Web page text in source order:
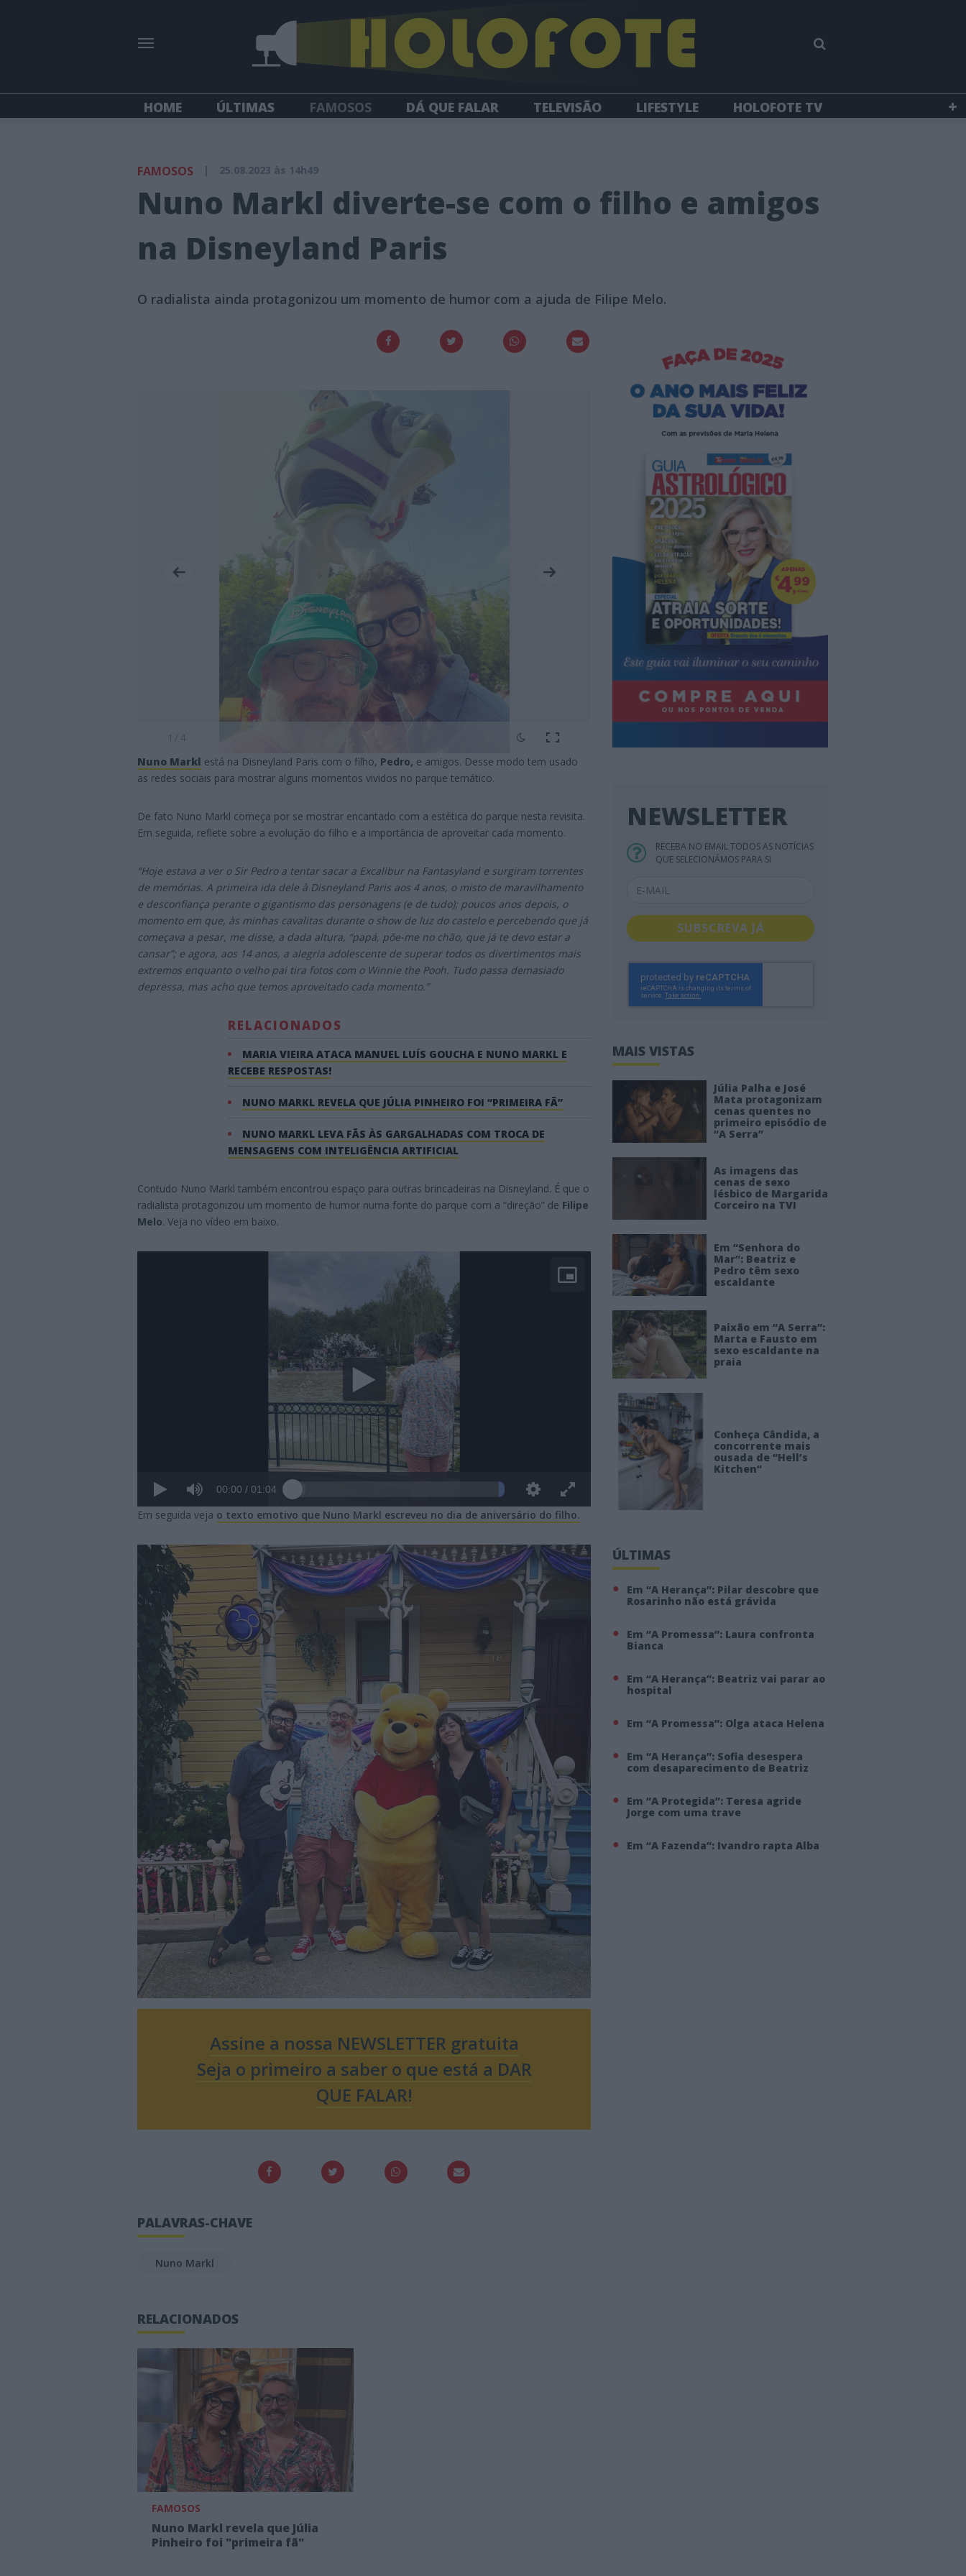
HOME ÚLTIMAS FAMOSOS DÁ QUE FALAR TELEVISÃO LIFESTYLE
HOLOFOTE TV
FAMOSOS | 25.08.2023 às 14h49
Nuno Markl diverte-se com o filho e amigos
na Disneyland Paris
O radialista ainda protagonizou um momento de humor com a ajuda de Filipe Melo.
1 / 4
Nuno Markl está na Disneyland Paris com o filho, Pedro, e amigos. Desse modo tem usado
as redes sociais para mostrar alguns momentos vividos no parque temático.
De fato Nuno Markl começa por se mostrar encantado com a estética do parque nesta revisita.
Em seguida, reflete sobre a evolução do filho e a importância de aproveitar cada momento.
“Hoje estava a ver o Sir Pedro a tentar sacar a Excalibur na Fantasyland e surgiram torrentes
de memórias. A primeira ida dele à Disneyland Paris aos 4 anos, o misto de maravilhamento
e desconfiança perante o gigantismo das personagens (e de tudo); poucos anos depois, o
momento em que, às minhas cavalitas durante o show de luz do castelo e percebendo que já
começava a pesar, me disse, a dada altura, “papá, põe-me no chão, que já te devo estar a
cansar”; e agora, aos 14 anos, a alegria adolescente de superar todos os divertimentos mais
extremos enquanto o velho pai tira fotos com o Winnie the Pooh. Tudo passa demasiado
depressa, mas acho que temos aproveitado cada momento.”
RELACIONADOS
MARIA VIEIRA ATACA MANUEL LUÍS GOUCHA E NUNO MARKL E
RECEBE RESPOSTAS!
NUNO MARKL REVELA QUE JÚLIA PINHEIRO FOI “PRIMEIRA FÃ”
NUNO MARKL LEVA FÃS ÀS GARGALHADAS COM TROCA DE
MENSAGENS COM INTELIGÊNCIA ARTIFICIAL
Contudo Nuno Markl também encontrou espaço para outras brincadeiras na Disneyland. É que o
radialista protagonizou um momento de humor numa fonte do parque com a “direção” de Filipe
Melo. Veja no vídeo em baixo.
00:00 / 01:04
Em seguida veja o texto emotivo que Nuno Markl escreveu no dia de aniversário do filho.
Assine a nossa NEWSLETTER gratuita
Seja o primeiro a saber o que está a DAR
QUE FALAR!
PALAVRAS-CHAVE
Nuno Markl
RELACIONADOS
FAMOSOS
Nuno Markl revela que Júlia
Pinheiro foi "primeira fã"
NEWSLETTER
RECEBA NO EMAIL TODOS AS NOTÍCIAS
QUE SELECIONÁMOS PARA SI
SUBSCREVA JÁ
MAIS VISTAS
Júlia Palha e José
Mata protagonizam
cenas quentes no
primeiro episódio de
“A Serra”
As imagens das
cenas de sexo
lésbico de Margarida
Corceiro na TVI
Em “Senhora do
Mar”: Beatriz e
Pedro têm sexo
escaldante
Paixão em “A Serra”:
Marta e Fausto em
sexo escaldante na
praia
Conheça Cândida, a
concorrente mais
ousada de “Hell’s
Kitchen”
ÚLTIMAS
Em “A Herança”: Pilar descobre que
Rosarinho não está grávida
Em “A Promessa”: Laura confronta
Bianca
Em “A Herança”: Beatriz vai parar ao
hospital
Em “A Promessa”: Olga ataca Helena
Em “A Herança”: Sofia desespera
com desaparecimento de Beatriz
Em “A Protegida”: Teresa agride
Jorge com uma trave
Em “A Fazenda”: Ivandro rapta Alba